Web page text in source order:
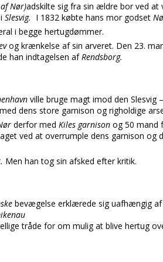
Nør)adskilte sig fra sin ældre bor ved
Slesvig. I 1832 købte hans mor godset
i begge hertugdømmer.
og krænkelse af sin arveret. Den 23.
han indtagelsen afRendsborg.
ville bruge magt imod den Slesvig
dens store garnison og righoldige
derfor med Kiles garnison og 50 mand
ved at overrumple dens garnison og
Men han tog sin afsked efter kritik.
bevægelse erklærede sig uafhængig af
tråde for om mulig at blive hertug